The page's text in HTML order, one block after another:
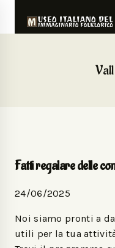
Fatti regalare delle
24/06/2025
Noi siamo pronti a
utili per la tua